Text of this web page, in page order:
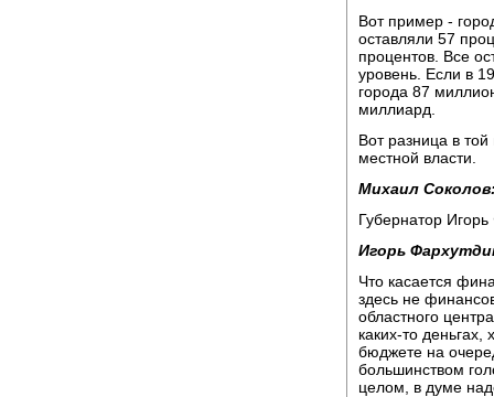
Вот пример -
оставляли 57
процентов. Все
уровень. Если в
города 87
миллиард.
Вот разница в
местной власти.
Михаил
Губернатор
Игорь
Что касается
здесь не
областного
каких-то
бюджете на
большинством
целом, в думе